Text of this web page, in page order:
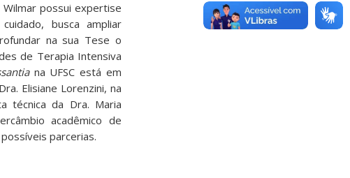
Wilmar possui expertise
busca ampliar
na sua Tese o
de Terapia Intensiva
na UFSC está em
Elisiane Lorenzini, na
técnica da Dra. Maria
acadêmico de
parcerias.